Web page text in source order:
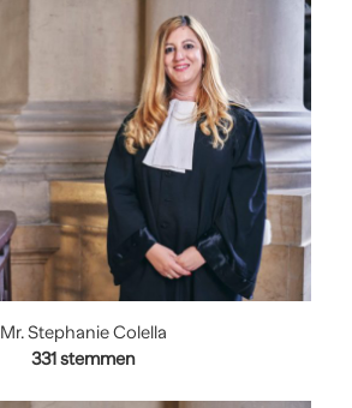
Mr. Stephanie Colella
331 stemmen